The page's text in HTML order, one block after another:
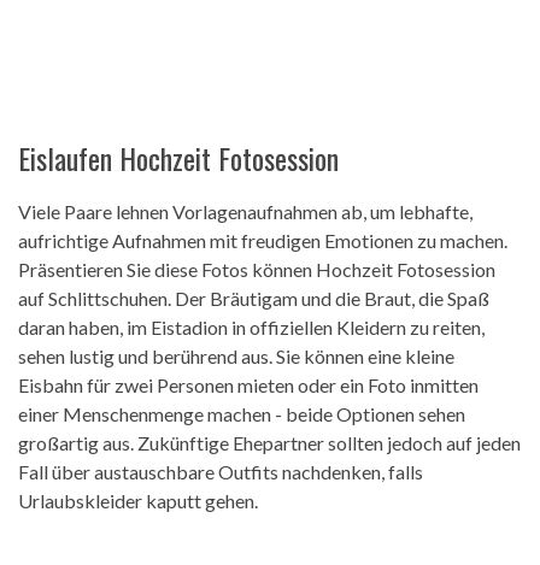
Eislaufen Hochzeit Fotosession
Viele Paare lehnen Vorlagenaufnahmen ab, um lebhafte,
aufrichtige Aufnahmen mit freudigen Emotionen zu machen.
Präsentieren Sie diese Fotos können Hochzeit Fotosession
auf Schlittschuhen. Der Bräutigam und die Braut, die Spaß
daran haben, im Eistadion in offiziellen Kleidern zu reiten,
sehen lustig und berührend aus. Sie können eine kleine
Eisbahn für zwei Personen mieten oder ein Foto inmitten
einer Menschenmenge machen - beide Optionen sehen
großartig aus. Zukünftige Ehepartner sollten jedoch auf jeden
Fall über austauschbare Outfits nachdenken, falls
Urlaubskleider kaputt gehen.